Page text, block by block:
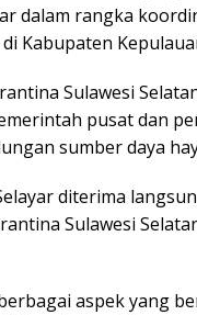
dalam rangka
Kabupaten
Sulawesi
pusat dan
sumber daya
diterima
Sulawesi
aspek yang